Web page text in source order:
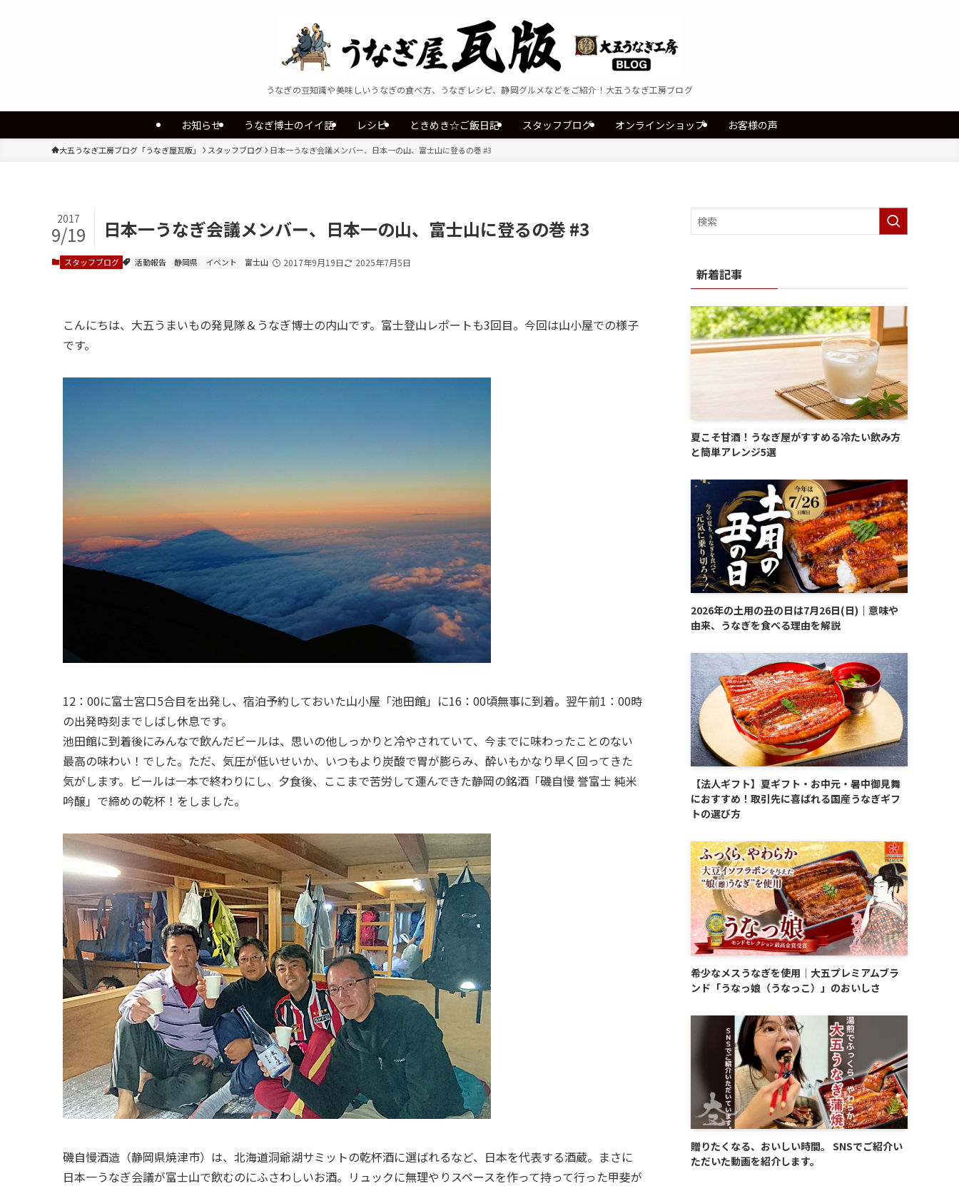
うなぎの豆知識や美味しいうなぎの食べ方、うなぎレシピ、静岡グルメなどをご紹介！大五うなぎ工房ブログ
お知らせ うなぎ博士のイイ話 レシピ ときめき☆ご飯日記 スタッフブログ オンラインショップ お客様の声
大五うなぎ工房ブログ「うなぎ屋瓦版」 スタッフブログ 日本一うなぎ会議メンバー、日本一の山、富士山に登るの巻 #3
日本一うなぎ会議メンバー、日本一の山、富士山に登るの巻 #3
2017
9/19
スタッフブログ 活動報告 静岡県 イベント 富士山 2017年9月19日 2025年7月5日
こんにちは、大五うまいもの発見隊＆うなぎ博士の内山です。富士登山レポートも3回目。今回は山小屋での様子
です。
12：00に富士宮口5合目を出発し、宿泊予約しておいた山小屋「池田館」に16：00頃無事に到着。翌午前1：00時
の出発時刻までしばし休息です。
池田館に到着後にみんなで飲んだビールは、思いの他しっかりと冷やされていて、今までに味わったことのない
最高の味わい！でした。ただ、気圧が低いせいか、いつもより炭酸で胃が膨らみ、酔いもかなり早く回ってきた
気がします。ビールは一本で終わりにし、夕食後、ここまで苦労して運んできた静岡の銘酒「磯自慢 誉富士 純米
吟醸」で締めの乾杯！をしました。
磯自慢酒造（静岡県焼津市）は、北海道洞爺湖サミットの乾杯酒に選ばれるなど、日本を代表する酒蔵。まさに
日本一うなぎ会議が富士山で飲むのにふさわしいお酒。リュックに無理やりスペースを作って持って行った甲斐が
新着記事
夏こそ甘酒！うなぎ屋がすすめる冷たい飲み方
と簡単アレンジ5選
2026年の土用の丑の日は7月26日(日)｜意味や
由来、うなぎを食べる理由を解説
【法人ギフト】夏ギフト・お中元・暑中御見舞
におすすめ！取引先に喜ばれる国産うなぎギフ
トの選び方
希少なメスうなぎを使用｜大五プレミアムブラ
ンド「うなっ娘（うなっこ）」のおいしさ
贈りたくなる、おいしい時間。 SNSでご紹介い
ただいた動画を紹介します。